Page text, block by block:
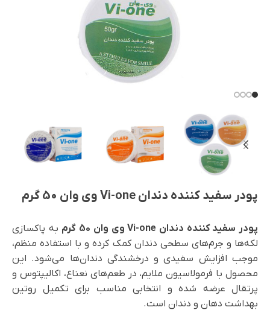
پودر سفید کننده دندان Vi-one وی وان 50 گرم
پودر سفید کننده دندان Vi-one وی وان 50 گرم
به پاکسازی
لکه‌ها و جرم‌های سطحی دندان کمک کرده و با استفاده منظم،
موجب افزایش سفیدی و درخشندگی دندان‌ها می‌شود. این
محصول با فرمولاسیون ملایم، در طعم‌های نعناع، اکالیپتوس و
پرتقال عرضه شده و انتخابی مناسب برای تکمیل روتین
بهداشت دهان و دندان است.